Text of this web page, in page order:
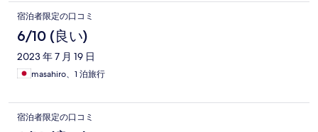
宿泊者限定の口コミ
6/10 (良い)
2023 年 7 月 19 日
masahiro、1 泊旅行
宿泊者限定の口コミ